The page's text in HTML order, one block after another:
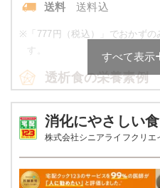
例
カリフラワーのマリネ
キャベツと干し海老のス
栄養素
エネルギー：589kcal、たん
質：17.8g、炭水化物：90.5g
738mg、カリウム：480mg、
送料 送料込
※ 「777円（税込）」でおかず
す。
透析食の栄養素例
品数
カロリー 598～
塩分 2.0g未満
すべて表示
消化にやさしい食
株式会社シニアライフクリエ